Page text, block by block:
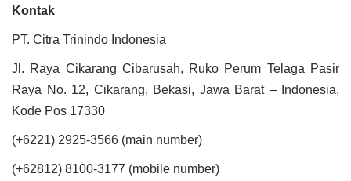
Kontak
PT. Citra Trinindo Indonesia
Jl. Raya Cikarang Cibarusah, Ruko Perum Telaga Pasir
Raya No. 12, Cikarang, Bekasi, Jawa Barat – Indonesia,
Kode Pos 17330
(+6221) 2925-3566 (main number)
(+62812) 8100-3177 (mobile number)